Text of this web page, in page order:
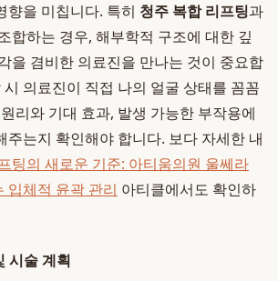
향을 미칩니다. 특히 청주 복합 리프팅과
합하는 경우, 해부학적 구조에 대한 깊
을 겸비한 의료진을 만나는 것이 중요합
의료진이 직접 나의 얼굴 상태를 꼼꼼
리와 기대 효과, 발생 가능한 부작용에
주는지 확인해야 합니다. 보다 자세한 내
팅의 새로운 기준: 아티움의원 울쎄라
입체적 윤곽 관리 아티클에서도 확인하
시술 계획